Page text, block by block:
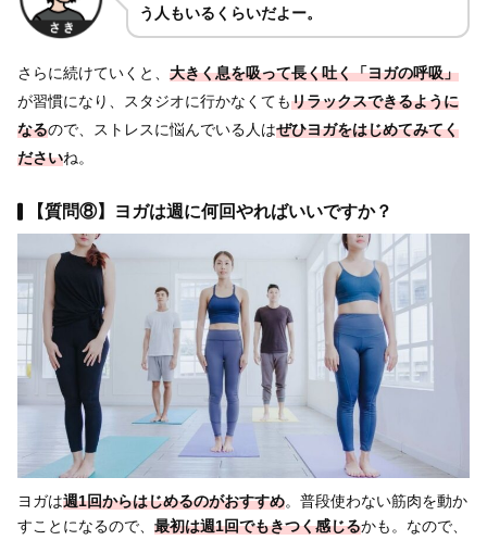
う人もいるくらいだよー。
さらに続けていくと、 大きく息を吸って長く吐く「ヨガの呼吸」
が習慣になり、スタジオに行かなくてもリラックスできるように
なるので、ストレスに悩んでいる人はぜひヨガをはじめてみてく
ださいね。
【質問⑧】ヨガは週に何回やればいいですか？
ヨガは週1回からはじめるのがおすすめ。普段使わない筋肉を動か
すことになるので、 最初は週1回でもきつく感じるかも。なので、